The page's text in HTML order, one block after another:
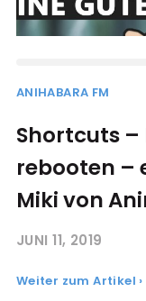
ANIHABARA FM
Shortcuts –
rebooten –
Miki von
JUNI 11, 2019
Weiter zum Artikel ›